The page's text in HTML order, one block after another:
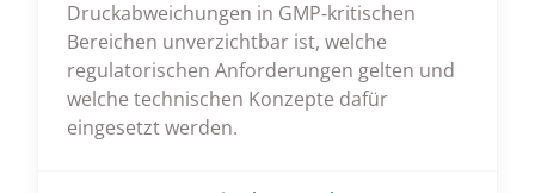
Druckabweichungen in GMP‑kritischen
Bereichen unverzichtbar ist, welche
regulatorischen Anforderungen gelten und
welche technischen Konzepte dafür
eingesetzt werden.